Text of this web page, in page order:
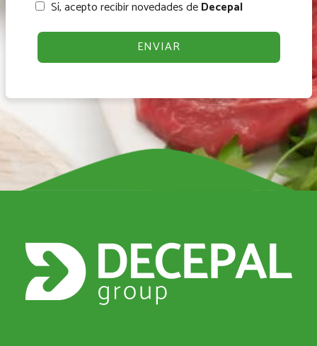
Sí, acepto recibir novedades deDecepal